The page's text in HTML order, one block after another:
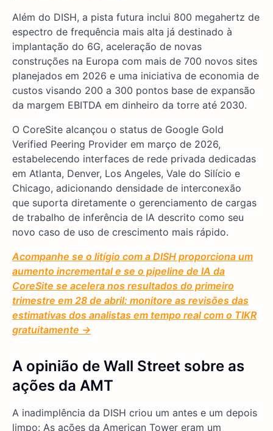
Além do DISH, a pista futura inclui 800 megahertz de
espectro de frequência mais alta já destinado à
implantação do 6G, aceleração de novas
construções na Europa com mais de 700 novos sites
planejados em 2026 e uma iniciativa de economia de
custos visando 200 a 300 pontos base de expansão
da margem EBITDA em dinheiro da torre até 2030.
O CoreSite alcançou o status de Google Gold
Verified Peering Provider em março de 2026,
estabelecendo interfaces de rede privada dedicadas
em Atlanta, Denver, Los Angeles, Vale do Silício e
Chicago, adicionando densidade de interconexão
que suporta diretamente o gerenciamento de cargas
de trabalho de inferência de IA descrito como seu
novo caso de uso de crescimento mais rápido.
Acompanhe se o litígio com a DISH proporciona um
aumento incremental e se o pipeline de IA da
CoreSite se acelera nos resultados do primeiro
trimestre em 28 de abril: monitore as revisões das
estimativas dos analistas em tempo real com o TIKR
gratuitamente →
A opinião de Wall Street sobre as
ações da AMT
A inadimplência da DISH criou um antes e um depois
limpo: As ações da American Tower eram um